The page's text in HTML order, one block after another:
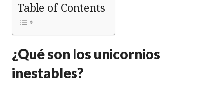
Table of Contents
¿Qué son los unicornios
inestables?